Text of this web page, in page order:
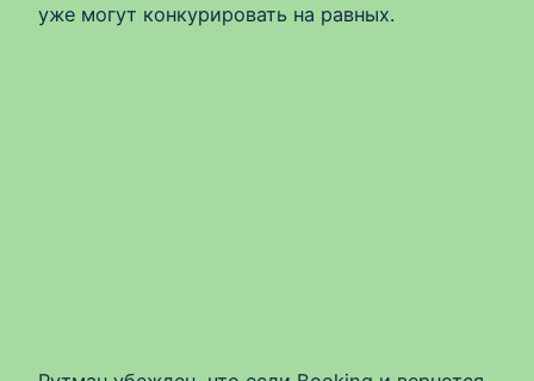
уже могут конкурировать на равных.